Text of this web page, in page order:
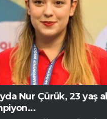
Nur Çürük, 23 yaş